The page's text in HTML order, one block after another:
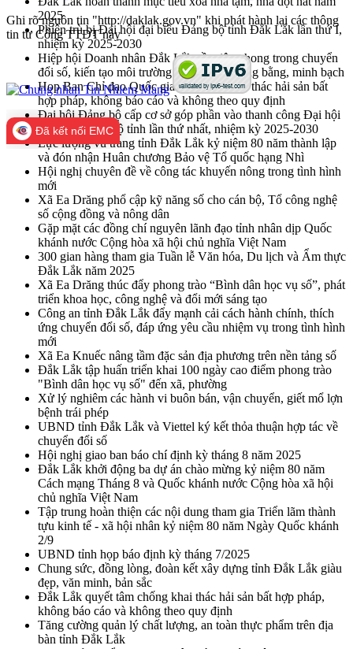
2025
Phiên trù bị Đại hội đại biểu Đảng bộ tỉnh Đắk Lắk lần thứ I,
nhiệm kỳ 2025-2030
Hiệp hội Doanh nhân Đắk Lắk cần tiên phong trong chuyển
đổi số, kiến tạo môi trường kinh doanh công bằng, minh bạch
Họp Ban Chỉ đạo Quốc gia về chống khai thác hải sản bất
hợp pháp, không báo cáo và không theo quy định
Đại hội Đảng bộ cấp cơ sở góp phần vào thanh công Đại hội
đại biểu Đảng bộ tỉnh lần thứ nhất, nhiệm kỳ 2025-2030
Lực lượng vũ trang tỉnh Đắk Lắk kỷ niệm 80 năm thành lập
và đón nhận Huân chương Bảo vệ Tổ quốc hạng Nhì
Hội nghị chuyên đề về công tác khuyến nông trong tình hình
mới
Xã Ea Drăng phổ cập kỹ năng số cho cán bộ, Tổ công nghệ
số cộng đồng và nông dân
Gặp mặt các đồng chí nguyên lãnh đạo tỉnh nhân dịp Quốc
khánh nước Cộng hòa xã hội chủ nghĩa Việt Nam
300 gian hàng tham gia Tuần lễ Văn hóa, Du lịch và Ẩm thực
Đắk Lắk năm 2025
Xã Ea Drăng thúc đẩy phong trào “Bình dân học vụ số”, phát
triển khoa học, công nghệ và đổi mới sáng tạo
Công an tỉnh Đắk Lắk đẩy mạnh cải cách hành chính, thích
ứng chuyển đổi số, đáp ứng yêu cầu nhiệm vụ trong tình hình
mới
Xã Ea Knuếc nâng tầm đặc sản địa phương trên nền tảng số
Đắk Lắk tập huấn triển khai 100 ngày cao điểm phong trào
"Bình dân học vụ số" đến xã, phường
Xử lý nghiêm các hành vi buôn bán, vận chuyển, giết mổ lợn
bệnh trái phép
UBND tỉnh Đắk Lắk và Viettel ký kết thỏa thuận hợp tác về
chuyển đổi số
Hội nghị giao ban báo chí định kỳ tháng 8 năm 2025
Đắk Lắk khởi động ba dự án chào mừng kỷ niệm 80 năm
Cách mạng Tháng 8 và Quốc khánh nước Cộng hòa xã hội
chủ nghĩa Việt Nam
Tập trung hoàn thiện các nội dung tham gia Triển lãm thành
tựu kinh tế - xã hội nhân kỷ niệm 80 năm Ngày Quốc khánh
2/9
UBND tỉnh họp báo định kỳ tháng 7/2025
Chung sức, đồng lòng, đoàn kết xây dựng tỉnh Đắk Lắk giàu
đẹp, văn minh, bản sắc
Đắk Lắk quyết tâm chống khai thác hải sản bất hợp pháp,
không báo cáo và không theo quy định
Tăng cường quản lý chất lượng, an toàn thực phẩm trên địa
bàn tỉnh Đắk Lắk
Ghi rõ nguồn tin "http://daklak.gov.vn" khi phát hành lại các thông
tin từ Cổng TTĐT này
Đã kết nối EMC